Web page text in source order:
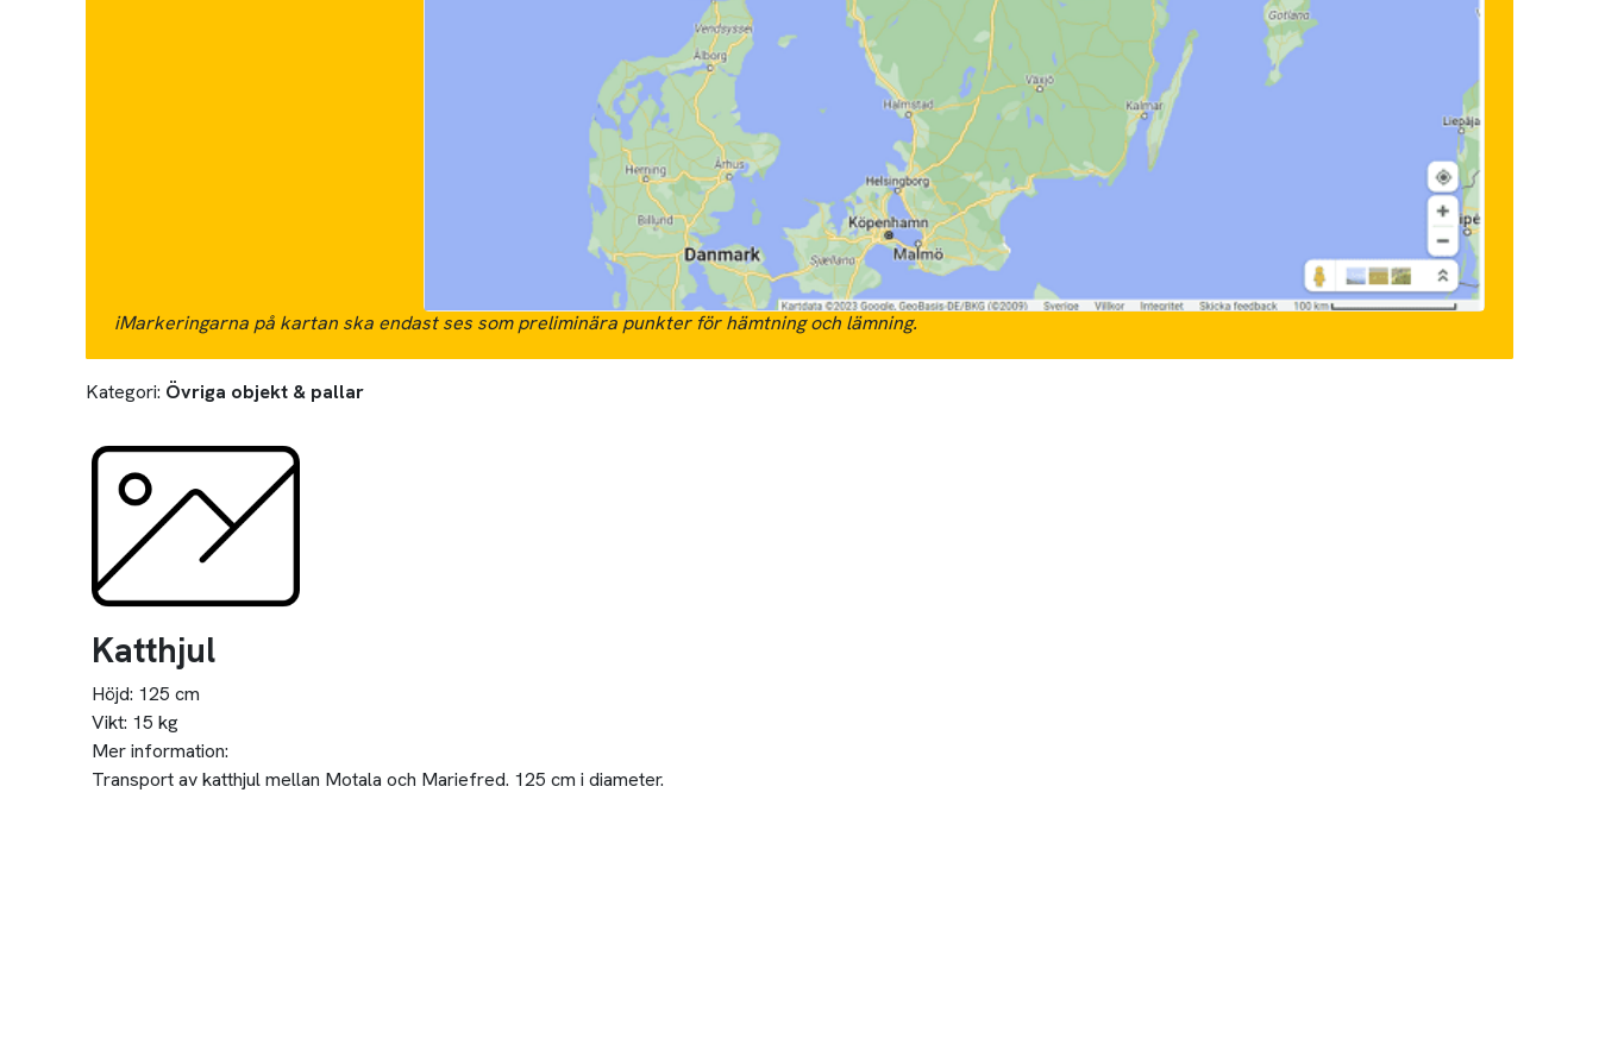
iMarkeringarna på kartan ska endast ses som preliminära punkter för hämtning och lämning.
Kategori: Övriga objekt & pallar
Katthjul
Höjd: 125 cm
Vikt: 15 kg
Mer information:
Transport av katthjul mellan Motala och Mariefred. 125 cm i diameter.